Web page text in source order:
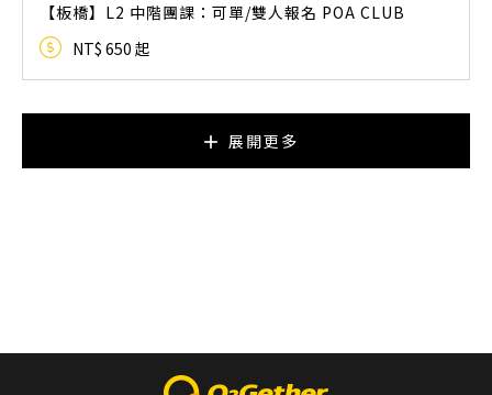
【板橋】L2 中階團課：可單/雙人報名 POA CLUB
NT$ 650 起
展開更多